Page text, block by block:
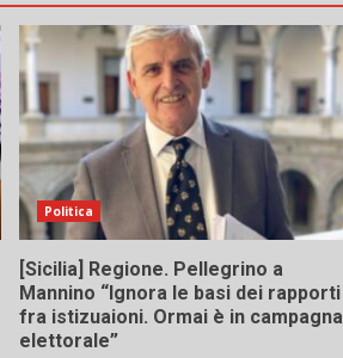
Politica
[Sicilia] Regione. Pellegrino a
Mannino “Ignora le basi dei rapporti
fra istizuaioni. Ormai è in campagna
elettorale”